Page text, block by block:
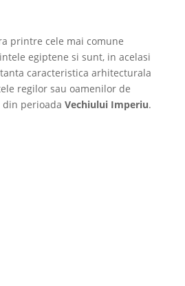
printre cele mai comune
egiptene si sunt, in acelasi
caracteristica arhitecturala
regilor sau oamenilor de
perioada Vechiului Imperiu.